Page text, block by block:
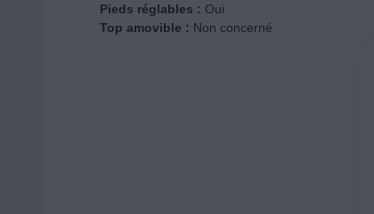
Pieds réglables : Oui
Top amovible : Non concerné